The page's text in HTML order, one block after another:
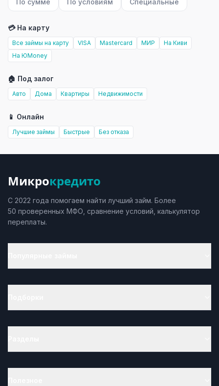
💳 На карту
Все займы на карту VISA Mastercard МИР
На Киви
На ЮMoney
🏠 Под залог
Авто Дома Квартиры Недвижимости
📱 Онлайн
Лучшие займы Быстрые Без отказа
Микрокредито
С 2022 года помогаем найти лучший займ. Более
50 проверенных МФО, сравнение условий, калькулятор
переплаты.